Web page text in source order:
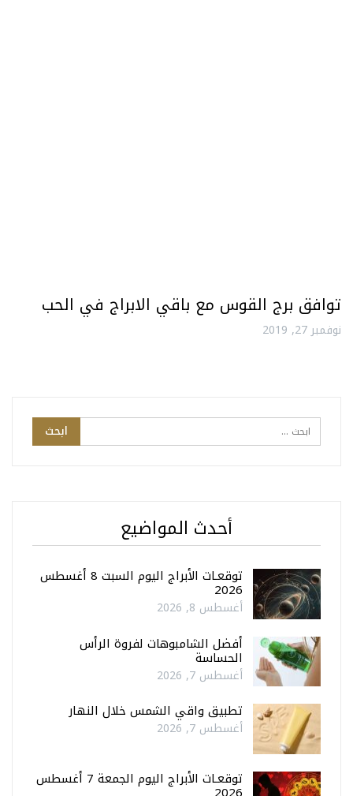
توافق برج القوس مع باقي الابراج في الحب
نوفمبر 27, 2019
أحدث المواضيع
توقعـات الأبراج اليوم السبت 8 أغسطس
2026
أغسطس 8, 2026
أفضل الشامبوهات لفروة الرأس
الحساسة
أغسطس 7, 2026
تطبيق واقي الشمس خلال النهار
أغسطس 7, 2026
توقعـات الأبراج اليوم الجمعة 7 أغسطس